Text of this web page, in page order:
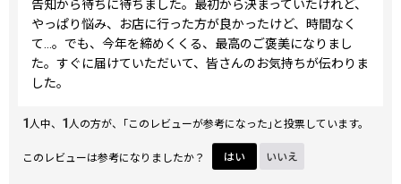
て色々思いながら、ページを行ったり来たり...
タイミングもリボンということよね！出会ってしまったんだ
もん♪と、華やかで可愛らしく、楽しさも伝わってきてワク
ワクするようなリボンに心奪われ、注文させてもらいまし
た。
到着してみると。。やっぱり可愛い♡素敵！キレイ！とテン
ション上がりました。
そして、美しい！！と思いました。画面で見ていたよりも細
告知から待ちに待ちました。最初から決まっていたけれど、
やっぱり悩み、お店に行った方が良かったけど、時間なく
て…。でも、今年を締めくくる、最高のご褒美になりまし
た。すぐに届けていただいて、皆さんのお気持ちが伝わりま
した。
1 人中、 1 人の方が、｢このレビューが参考になった｣と投票しています。
このレビューは参考になりましたか？ はい いいえ